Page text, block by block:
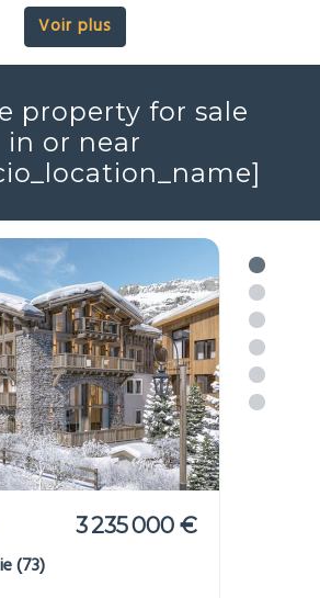
property for sale
2 550 000 €
(74)